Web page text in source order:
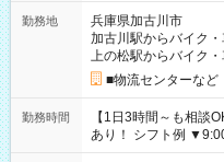
勤務地
兵庫県加古川市
加古川駅からバイク
上の松駅からバイク
■物流センターな
勤務時間
【1日3時間～も相談
あり！ シフト例
▼18:00～21:00